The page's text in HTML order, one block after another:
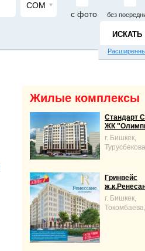
СОМ
с фото
без
Жилые комплексы
Стандарт
ЖК
г. Бишкек,
Гринвейс
г. Бишкек,